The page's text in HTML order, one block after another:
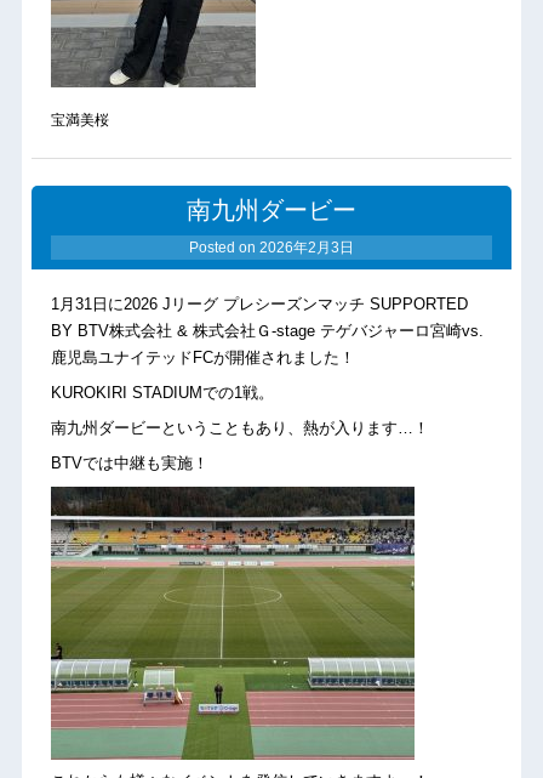
宝満美桜
南九州ダービー
Posted on 2026年2月3日
1月31日に2026 Jリーグ プレシーズンマッチ SUPPORTED
BY BTV株式会社 & 株式会社Ｇ-stage テゲバジャーロ宮崎vs.
鹿児島ユナイテッドFCが開催されました！
KUROKIRI STADIUMでの1戦。
南九州ダービーということもあり、熱が入ります…！
BTVでは中継も実施！